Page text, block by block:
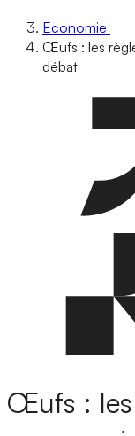
Economie
Œufs : les
débat
Œufs : les